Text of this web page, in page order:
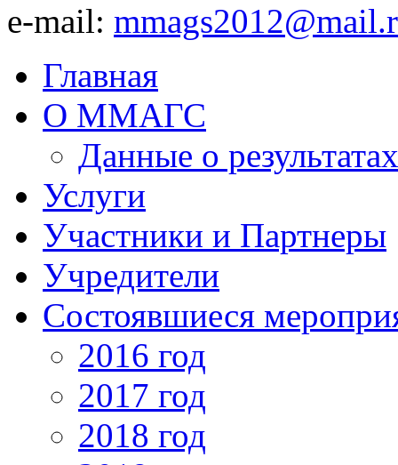
e-mail:
Главная
О ММАГС
Данные о
Услуги
Участники и Партнеры
Учредители
Состоявшиеся
2016 год
2017 год
2018 год